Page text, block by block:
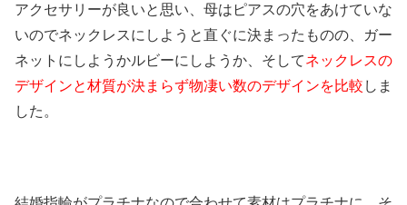
アクセサリーが良いと思い、母はピアスの穴をあけていな
いのでネックレスにしようと直ぐに決まったものの、ガー
ネットにしようかルビーにしようか、そしてネックレスの
デザインと材質が決まらず物凄い数のデザインを比較 しま
した。